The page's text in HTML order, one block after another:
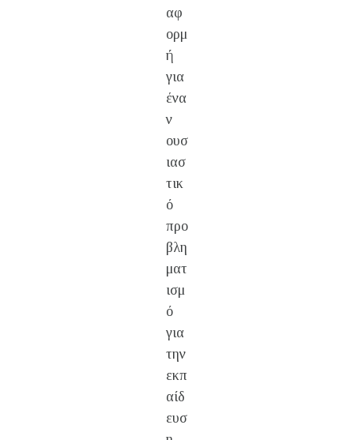
αφ
ορμ
ή
για
ένα
ν
ουσ
ιασ
τικ
ό
προ
βλη
ματ
ισμ
ό
για
την
εκπ
αίδ
ευσ